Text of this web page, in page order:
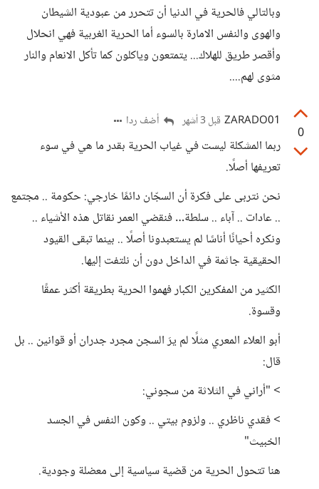
وبالتالي فالحرية في الدنيا أن تتحرر من عبودية الشيطان
والهوى والنفس الامارة بالسوء أما الحرية الغربية فهي انحلال
وأقصر طريق للهلاك... يتمتعون وياكلون كما تأكل الانعام والنار
مثوى لهم....
0
ZARADO01 قبل 3 أشهر أضف ردا
ربما المشكلة ليست في غياب الحرية بقدر ما هي في سوء
تعريفها أصلًا.
نحن نتربى على فكرة أن السجّان دائمًا خارجي: حكومة .. مجتمع
.. عادات .. آباء .. سلطة… فنقضي العمر نقاتل هذه الأشياء ..
ونكره أحيانًا أناسًا لم يستعبدونا أصلًا .. بينما تبقى القيود
الحقيقية جاثمة في الداخل دون أن نلتفت إليها.
الكثير من المفكرين الكبار فهموا الحرية بطريقة أكثر عمقًا
وقسوة.
أبو العلاء المعري مثلًا لم يرَ السجن مجرد جدران أو قوانين .. بل
قال:
> "أراني في الثلاثة من سجوني:
> فقدي ناظري .. ولزوم بيتي .. وكون النفس في الجسد
الخبيث"
هنا تتحول الحرية من قضية سياسية إلى معضلة وجودية.